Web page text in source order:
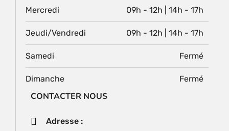
Mercredi 09h - 12h | 14h - 17h
Jeudi/Vendredi 09h - 12h | 14h - 17h
Samedi Fermé
Dimanche Fermé
CONTACTER NOUS
Adresse :